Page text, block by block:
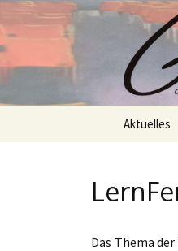
Aktuelles
Das Thema